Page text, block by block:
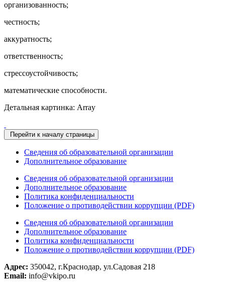
организованность;
честность;
аккуратность;
ответственность;
стрессоустойчивость;
математические способности.
Детальная картинка: Array
Перейти к началу страницы
Сведения об образовательной организации
Дополнительное образование
Сведения об образовательной организации
Дополнительное образование
Политика конфиденциальности
Положение о противодействии коррупции (PDF)
Сведения об образовательной организации
Дополнительное образование
Политика конфиденциальности
Положение о противодействии коррупции (PDF)
Адрес: 350042, г.Краснодар, ул.Садовая 218
Email: info@vkipo.ru